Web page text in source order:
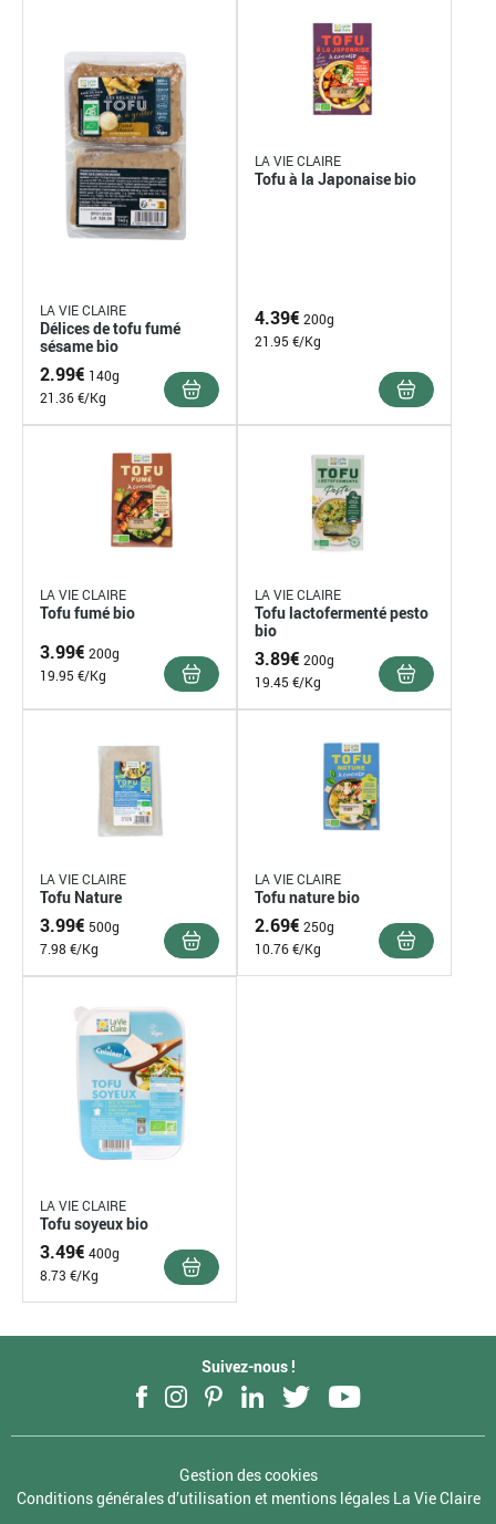
LA VIE CLAIRE
Délices de tofu fumé
sésame bio
2.99€ 140g
21.36 €/Kg
LA VIE CLAIRE
Tofu à la Japonaise bio
4.39€ 200g
21.95 €/Kg
LA VIE CLAIRE
Tofu fumé bio
3.99€ 200g
19.95 €/Kg
LA VIE CLAIRE
Tofu lactofermenté pesto
bio
3.89€ 200g
19.45 €/Kg
LA VIE CLAIRE
Tofu Nature
3.99€ 500g
7.98 €/Kg
LA VIE CLAIRE
Tofu nature bio
2.69€ 250g
10.76 €/Kg
LA VIE CLAIRE
Tofu soyeux bio
3.49€ 400g
8.73 €/Kg
Suivez-nous !
Facebook
Instagram
Pinterest
LinkedIn
TwitterYouTube
Gestion des cookies
Conditions générales d’utilisation et mentions légales La Vie Claire